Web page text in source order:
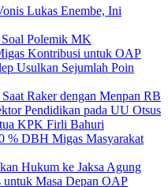
Lukas Enembe, Ini
Soal Polemik MK
Kontribusi untuk OAP
Usulkan Sejumlah Poin
Raker dengan Menpan RB
Pendidikan pada UU Otsus
KPK Firli Bahuri
% DBH Migas Masyarakat
Hukum ke Jaksa Agung
untuk Masa Depan OAP